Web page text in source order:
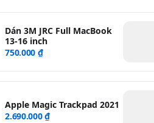
Dán 3M JRC Full MacBook
13-16 inch
750.000 ₫
Apple Magic Trackpad 2021
2.690.000 ₫